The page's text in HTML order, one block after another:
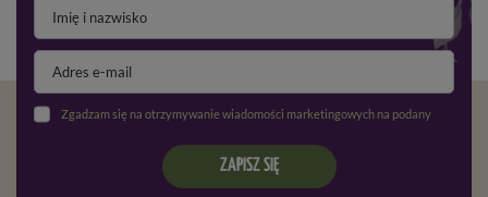
Zgadzam się na otrzymywanie wiadomości marketingowych na podany adres e-mail oraz przetwarzanie danych osobowych zgodnie z
ZAPISZ SIĘ